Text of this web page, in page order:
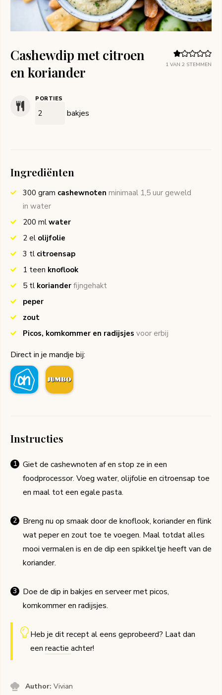
1 VAN 2 STEMMEN
Cashewdip met citroen
en koriander
PORTIES
bakjes
Ingrediënten
300 gram cashewnoten minimaal 1,5 uur geweld
in water
200 ml water
2 el olijfolie
3 tl citroensap
1 teen knoflook
5 tl koriander fijngehakt
peper
zout
Picos, komkommer en radijsjes voor erbij
Direct in je mandje bij:
Instructies
Giet de cashewnoten af en stop ze in een
foodprocessor. Voeg water, olijfolie en citroensap toe
en maal tot een egale pasta.
Breng nu op smaak door de knoflook, koriander en flink
wat peper en zout toe te voegen. Maal totdat alles
mooi vermalen is en de dip een spikkeltje heeft van de
koriander.
Doe de dip in bakjes en serveer met picos,
komkommer en radijsjes.
Heb je dit recept al eens geprobeerd? Laat dan
een reactie achter!
Author:Vivian